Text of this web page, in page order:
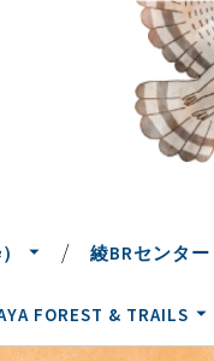
綾BRセンター
FOREST & TRAILS